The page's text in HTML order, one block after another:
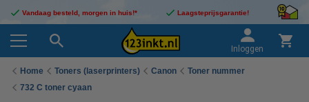
Vandaag besteld, morgen in huis!* Laagsteprijsgarantie!
Inloggen
Home Toners (laserprinters) Canon
Toner nummer
732 C toner cyaan